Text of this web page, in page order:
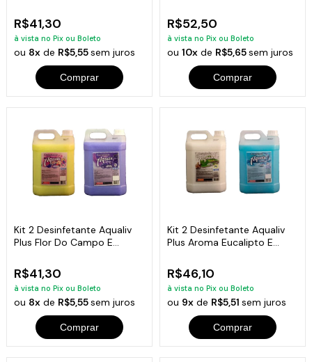
R$41,30
à vista no Pix ou Boleto
ou 8x de R$5,55sem juros
Comprar
R$52,50
à vista no Pix ou Boleto
ou 10xde R$5,65sem juros
Comprar
Kit 2 Desinfetante Aqualiv
Plus Flor Do Campo E
R$41,30
à vista no Pix ou Boleto
ou 8x de R$5,55sem juros
Comprar
Kit 2 Desinfetante Aqualiv
Plus Aroma Eucalipto E
R$46,10
à vista no Pix ou Boleto
ou 9xde R$5,51 sem juros
Comprar